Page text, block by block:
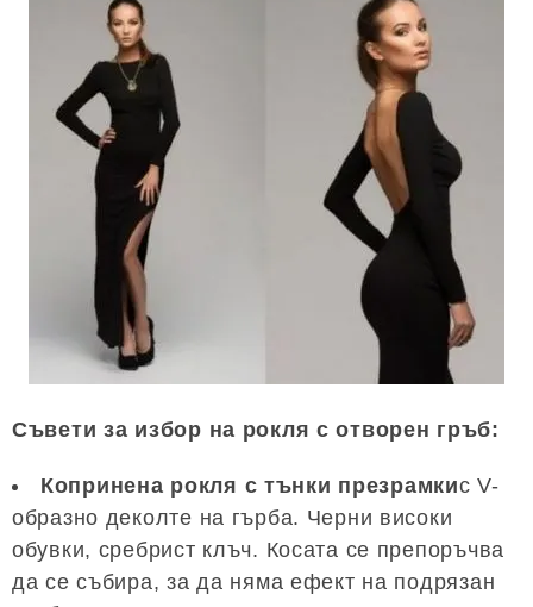
Съвети за избор на рокля с отворен гръб:
Копринена рокля с тънки презрамкис V-
образно деколте на гърба. Черни високи
обувки, сребрист клъч. Косата се препоръчва
да се събира, за да няма ефект на подрязан